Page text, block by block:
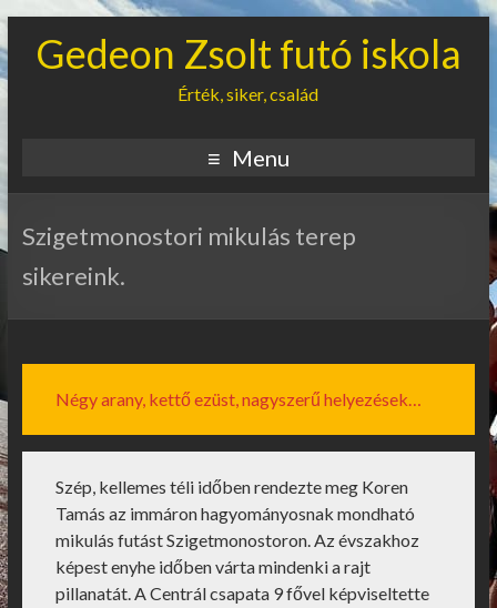
Gedeon Zsolt futó iskola
Érték, siker, család
Menu
Szigetmonostori mikulás terep
sikereink.
Négy arany, kettő ezüst, nagyszerű helyezések…
Szép, kellemes téli időben rendezte meg Koren
Tamás az immáron hagyományosnak mondható
mikulás futást Szigetmonostoron. Az évszakhoz
képest enyhe időben várta mindenki a rajt
pillanatát. A Centrál csapata 9 fővel képviseltette